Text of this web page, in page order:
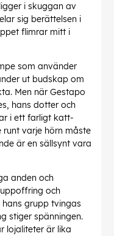
i skuggan av
sig berättelsen i
flimrar mitt i
som använder
ut budskap om
Men när Gestapo
hans dotter och
i ett farligt katt-
varje hörn måste
är en sällsynt vara
anden och
och
grupp tvingas
stiger spänningen.
lojaliteter är lika